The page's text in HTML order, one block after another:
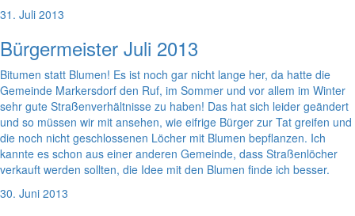
31. Juli 2013
Bürgermeister Juli 2013
Bitumen statt Blumen! Es ist noch gar nicht lange her, da hatte die
Gemeinde Markersdorf den Ruf, im Sommer und vor allem im Winter
sehr gute Straßenverhältnisse zu haben! Das hat sich leider geändert
und so müssen wir mit ansehen, wie eifrige Bürger zur Tat greifen und
die noch nicht geschlossenen Löcher mit Blumen bepflanzen. Ich
kannte es schon aus einer anderen Gemeinde, dass Straßenlöcher
verkauft werden sollten, die Idee mit den Blumen finde ich besser.
30. Juni 2013